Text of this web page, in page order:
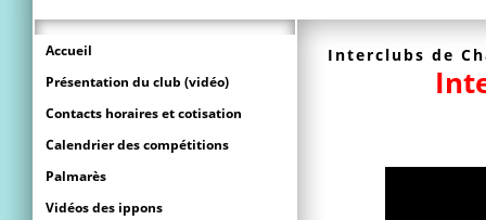
Interclubs de
Accueil
Présentation du club (vidéo)
Contacts horaires et cotisation
Calendrier des compétitions
Palmarès
Vidéos des ippons